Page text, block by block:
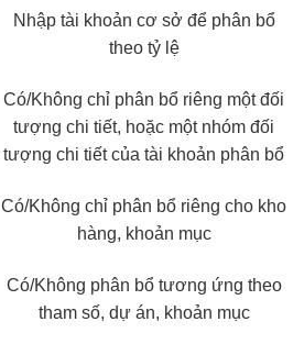
Nhập tài khoản cơ sở để phân bổ
theo tỷ lệ
Có/Không chỉ phân bổ riêng một đối
tượng chi tiết, hoặc một nhóm đối
tượng chi tiết của tài khoản phân bổ
Có/Không chỉ phân bổ riêng cho kho
hàng, khoản mục
Có/Không phân bổ tương ứng theo
tham số, dự án, khoản mục